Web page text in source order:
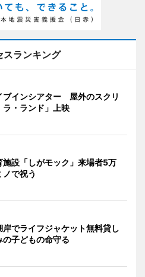
スランキング
ブインシアター 屋外のスクリ
ラ・ランド」上映
施設「しがモック」来場者5万
で祝う
岸でライフジャケット無料貸し
子どもの命守る